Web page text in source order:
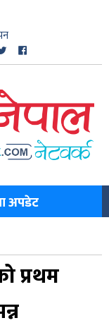
अपडेट
प्रथम